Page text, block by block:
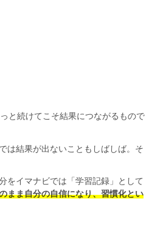
と続けてこそ結果につながるもので
は結果が出ないこともしばしば。そ
をイマナビでは「学習記録」として
まま自分の自信になり、習慣化とい